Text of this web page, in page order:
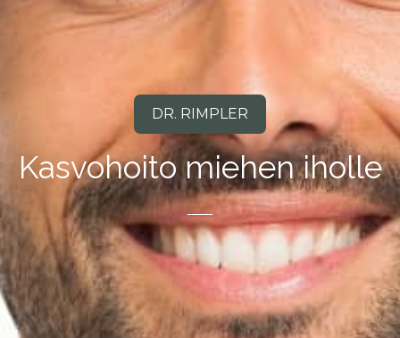
DR. RIMPLER
Kasvohoito miehen iholle